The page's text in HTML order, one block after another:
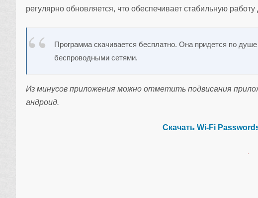
регулярно обновляется, что обеспечивает стабильную
Программа скачивается бесплатно. Она придется по
беспроводными сетями.
Из минусов приложения можно отметить подвисания
андроид.
Скачать Wi-Fi